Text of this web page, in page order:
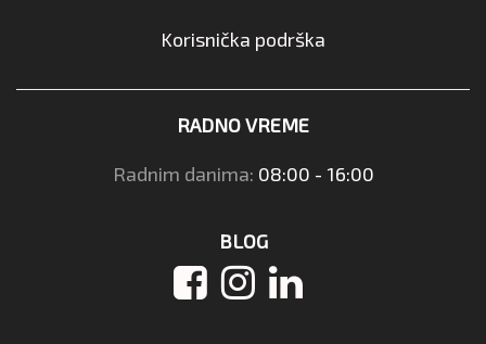
Korisnička podrška
RADNO VREME
Radnim danima: 08:00 - 16:00
BLOG